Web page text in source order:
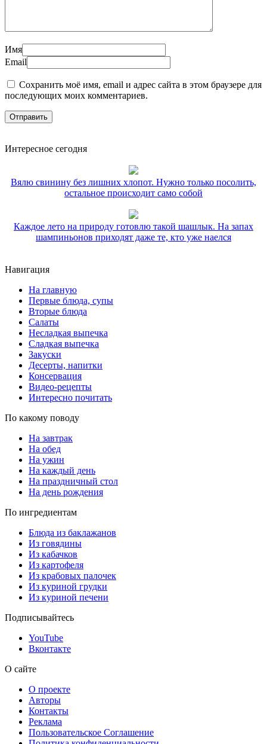
Имя
Email
Сохранить моё имя, email и адрес сайта в этом браузере для
последующих моих комментариев.
Интересное сегодня
Вялю свинину без лишних хлопот. Нужно только посолить,
остальное происходит само собой
Каждое лето на природу готовлю такой шашлык. На запах
шампиньонов приходят даже те, кто уже наелся
Навигация
На главную
Первые блюда, супы
Вторые блюда
Салаты
Несладкая выпечка
Сладкая выпечка
Закуски
Десерты, напитки
Консервация
Видео-рецепты
Интересно почитать
По какому поводу
На завтрак
На обед
На ужин
На каждый день
На праздничный стол
На день рождения
По ингредиентам
Блюда из баклажанов
Из говядины
Из кабачков
Из картофеля
Из крабовых палочек
Из куриной грудки
Из куриной печени
Подписывайтесь
YouTube
Вконтакте
О сайте
О проекте
Авторы
Контакты
Реклама
Пользовательское Соглашение